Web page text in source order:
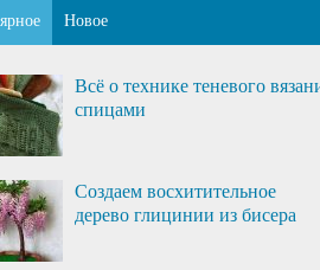
Новое
Всё о технике теневого
спицами
Создаем восхитительное
дерево глицинии из бисера